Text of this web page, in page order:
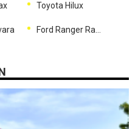
Toyota Hilux
Ford Ranger Raptor